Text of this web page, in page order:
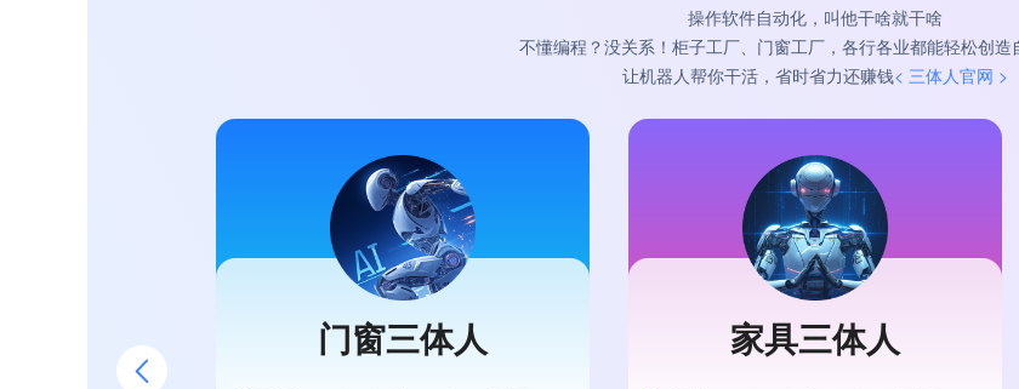
操作软件自动化，叫他干啥就干啥
不懂编程？没关系！柜子工厂、门窗工厂，各行各业都能轻松创造
让机器人帮你干活，省时省力还赚钱< 三体人官网 >
门窗三体人 家具三体人